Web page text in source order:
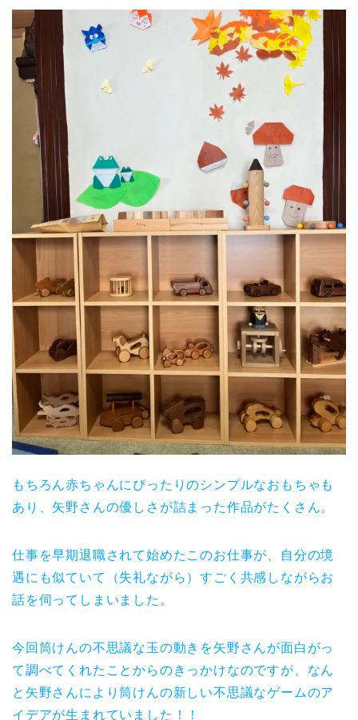
もちろん赤ちゃんにぴったりのシンプルなおもちゃも
あり、矢野さんの優しさが詰まった作品がたくさん。
仕事を早期退職されて始めたこのお仕事が、自分の境
遇にも似ていて（失礼ながら）すごく共感しながらお
話を伺ってしまいました。
今回筒けんの不思議な玉の動きを矢野さんが面白がっ
て調べてくれたことからのきっかけなのですが、なん
と矢野さんにより筒けんの新しい不思議なゲームのア
イデアが生まれていました！！